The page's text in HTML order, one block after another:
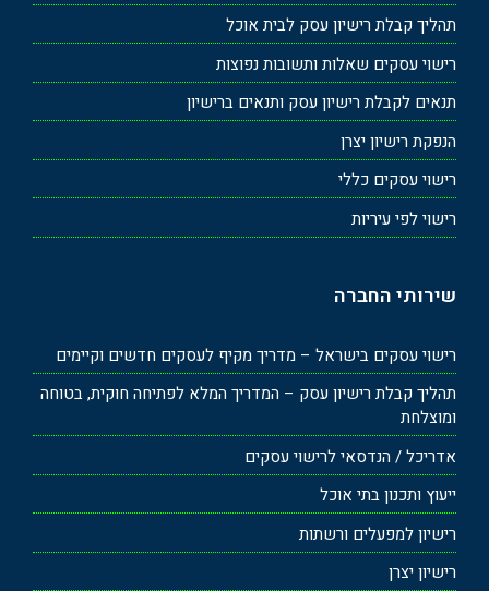
תהליך קבלת רישיון עסק לבית אוכל
רישוי עסקים שאלות ותשובות נפוצות
תנאים לקבלת רישיון עסק ותנאים ברישיון
הנפקת רישיון יצרן
רישוי עסקים כללי
רישוי לפי עיריות
שירותי החברה
רישוי עסקים בישראל – מדריך מקיף לעסקים חדשים וקיימים
תהליך קבלת רישיון עסק – המדריך המלא לפתיחה חוקית, בטוחה
ומוצלחת
אדריכל / הנדסאי לרישוי עסקים
ייעוץ ותכנון בתי אוכל
רישיון למפעלים ורשתות
רישיון יצרן